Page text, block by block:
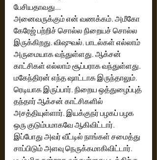
பேசியதாவது...
அனைவருக்கும் என் வணக்கம். அமீகோ
கேரேஜ் பற்றிச் சொல்ல நிறையச் சொல்ல
இருக்கிறது. விஷுவல், பாடல்கள் எல்லாம்
அருமையாக வந்துள்ளது. ஆக்சன்
காட்சிகள் எல்லாம் சூப்பராக வந்துள்ளது.
மகேந்திரன் எந்த ஷாட்டாக இருந்தாலும்,
ரெடியாக இருப்பார். நிறைய ஒத்துழைப்புத்
தந்தார் ஆக்சன் காட்சிகளில்
அசத்தியுள்ளார். இயக்குநர் பழகப் பழக
ஒரு குடும்பமாகவே ஆகிவிட்டார்.
இப்போது அவர் வீட்டில் நாங்கள் சமைத்து
சாப்பிடும் அளவு நெருக்கமாகிவிட்டார்.